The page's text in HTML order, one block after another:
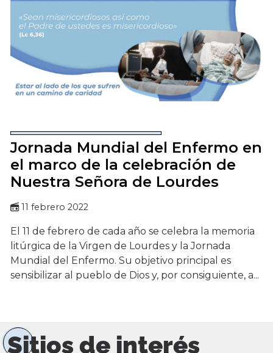
Jornada Mundial del Enfermo en
el marco de la celebración de
Nuestra Señora de Lourdes
11 febrero 2022
El 11 de febrero de cada año se celebra la memoria
litúrgica de la Virgen de Lourdes y la Jornada
Mundial del Enfermo. Su objetivo principal es
sensibilizar al pueblo de Dios y, por consiguiente, a...
Sitios de interés